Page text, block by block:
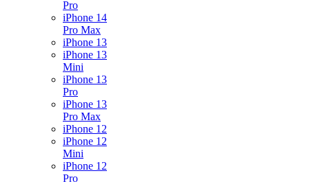
Pro
iPhone 14
Pro Max
iPhone 13
iPhone 13
Mini
iPhone 13
Pro
iPhone 13
Pro Max
iPhone 12
iPhone 12
Mini
iPhone 12
Pro